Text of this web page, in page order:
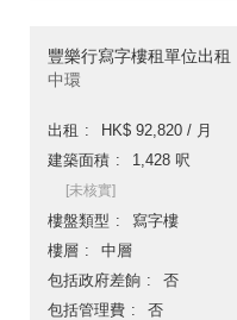
豐樂行寫字樓租單位出租
中環
出租
HK$ 92,820 / 月
建築面積
1,428 呎
[未核實]
樓盤類型
寫字樓
樓層
中層
包括政府差餉
否
包括管理費
否